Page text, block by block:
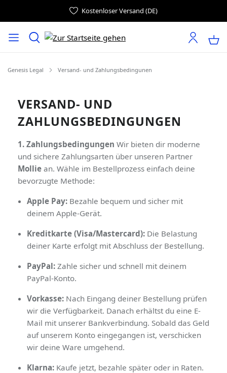
Kostenloser Versand (DE)
Genesis Legal Versand- und Zahlungsbedingunen
VERSAND- UND
ZAHLUNGSBEDINGUNGEN
1. Zahlungsbedingungen Wir bieten dir moderne
und sichere Zahlungsarten über unseren Partner
Mollie an. Wähle im Bestellprozess einfach deine
bevorzugte Methode:
Apple Pay: Bezahle bequem und sicher mit
deinem Apple-Gerät.
Kreditkarte (Visa/Mastercard): Die Belastung
deiner Karte erfolgt mit Abschluss der Bestellung.
PayPal: Zahle sicher und schnell mit deinem
PayPal-Konto.
Vorkasse: Nach Eingang deiner Bestellung prüfen
wir die Verfügbarkeit. Danach erhältst du eine E-
Mail mit unserer Bankverbindung. Sobald das Geld
auf unserem Konto eingegangen ist, verschicken
wir deine Ware umgehend.
Klarna: Kaufe jetzt, bezahle später oder in Raten.